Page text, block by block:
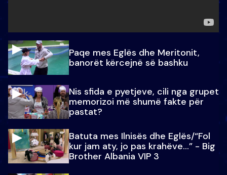
Paqe mes Eglës dhe Meritonit,
banorët kërcejnë së bashku
Nis sfida e pyetjeve, cili nga grupet
memorizoi më shumë fakte për
pastat?
Batuta mes Ilnisës dhe Eglës/“Fol
kur jam aty, jo pas krahëve…” - Big
Brother Albania VIP 3